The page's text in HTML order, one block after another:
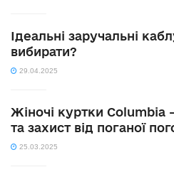
Ідеальні заручальні
вибирати?
29.04.2025
Жіночі куртки Columbia
та захист від поганої
25.03.2025